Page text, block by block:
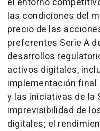
el entorno
las condiciones del
precio de las
preferentes Serie A
desarrollos
activos digitales,
implementación final
y las iniciativas de la
imprevisibilidad de
digitales; el